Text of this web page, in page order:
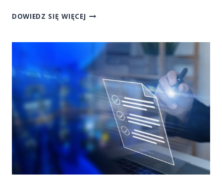
DOWIEDZ SIĘ WIĘCEJ JAK
I
ZARZĄDZAĆ
DOKUMENTACJĄ
CYFROWĄ:
NAJLEPSZE
PRAKTYKI
I
NARZĘDZIA